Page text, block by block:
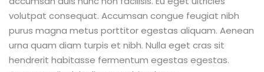
volutpat consequat. Accumsan congue feugiat nibh
purus magna metus porttitor egestas aliquam. Aenean
urna quam diam turpis et nibh. Nulla eget cras sit
hendrerit habitasse fermentum egestas egestas.